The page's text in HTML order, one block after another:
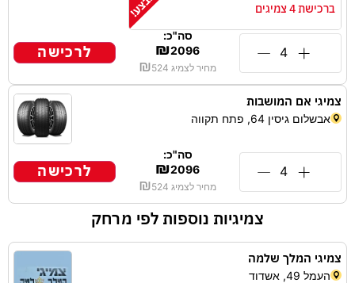
ברכישת 4 צמיגים
סה"כ:
₪2096
מחיר לצמיג ₪524
לרכישה
צמיגי אם המושבות
אבשלום גיסין 64, פתח תקווה
סה"כ:
₪2096
מחיר לצמיג ₪524
לרכישה
צמיגיות נוספות לפי מרחק
צמיגי המלך שלמה
העמל 49, אשדוד